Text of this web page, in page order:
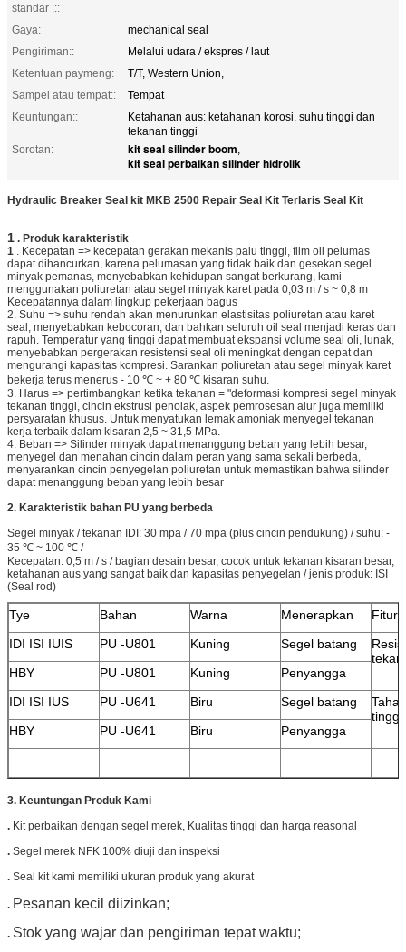
standar :::
Gaya:
mechanical seal
Pengiriman::
Melalui udara / ekspres / laut
Ketentuan paymeng:
T/T, Western Union,
Sampel atau tempat::
Tempat
Keuntungan::
Ketahanan aus: ketahanan korosi, suhu tinggi dan
tekanan tinggi
Sorotan:
kit seal silinder boom,
kit seal perbaikan silinder hidrolik
Hydraulic Breaker Seal kit MKB 2500 Repair Seal Kit Terlaris Seal Kit
1 . Produk karakteristik
1 . Kecepatan => kecepatan gerakan mekanis palu tinggi, film oli pelumas
dapat dihancurkan, karena pelumasan yang tidak baik dan gesekan segel
minyak pemanas, menyebabkan kehidupan sangat berkurang, kami
menggunakan poliuretan atau segel minyak karet pada 0,03 m / s ~ 0,8 m
Kecepatannya dalam lingkup pekerjaan bagus
2. Suhu => suhu rendah akan menurunkan elastisitas poliuretan atau karet
seal, menyebabkan kebocoran, dan bahkan seluruh oil seal menjadi keras dan
rapuh. Temperatur yang tinggi dapat membuat ekspansi volume seal oli, lunak,
menyebabkan pergerakan resistensi seal oli meningkat dengan cepat dan
mengurangi kapasitas kompresi. Sarankan poliuretan atau segel minyak karet
bekerja terus menerus - 10 ℃ ~ + 80 ℃ kisaran suhu.
3. Harus => pertimbangkan ketika tekanan = "deformasi kompresi segel minyak
tekanan tinggi, cincin ekstrusi penolak, aspek pemrosesan alur juga memiliki
persyaratan khusus. Untuk menyatukan lemak amoniak menyegel tekanan
kerja terbaik dalam kisaran 2,5 ~ 31,5 MPa.
4. Beban => Silinder minyak dapat menanggung beban yang lebih besar,
menyegel dan menahan cincin dalam peran yang sama sekali berbeda,
menyarankan cincin penyegelan poliuretan untuk memastikan bahwa silinder
dapat menanggung beban yang lebih besar
2. Karakteristik bahan PU yang berbeda
Segel minyak / tekanan IDI: 30 mpa / 70 mpa (plus cincin pendukung) / suhu: -
35 ℃ ~ 100 ℃ /
Kecepatan: 0,5 m / s / bagian desain besar, cocok untuk tekanan kisaran besar,
ketahanan aus yang sangat baik dan kapasitas penyegelan / jenis produk: ISI
(Seal rod)
Tye Bahan Warna Menerapkan
Fitur
IDI ISI IUIS
PU -U801 Kuning Segel batang
HBY
PU -U801 Kuning
Penyangga
IDI ISI IUS
PU -U641 Biru Segel batang
tinggi
HBY
PU -U641 Biru Penyangga
3. Keuntungan Produk Kami
. Kit perbaikan dengan segel merek, Kualitas tinggi dan harga reasonal
. Segel merek NFK 100% diuji dan inspeksi
. Seal kit kami memiliki ukuran produk yang akurat
. Pesanan kecil diizinkan;
. Stok yang wajar dan pengiriman tepat waktu;